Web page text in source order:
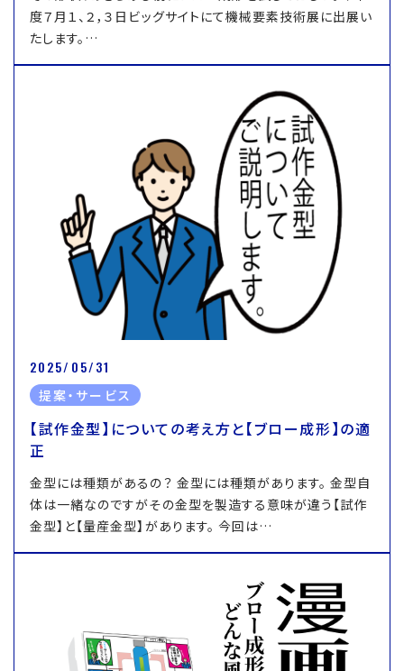
度７月１、２，３日ビッグサイトにて機械要素技術展に出展い
たします。…
2025/05/31
提案・サービス
【試作金型】についての考え方と【ブロー成形】の適
正
金型には種類があるの？ 金型には種類があります。 金型自
体は一緒なのですがその金型を製造する意味が違う【試作
金型】と【量産金型】があります。 今回は…